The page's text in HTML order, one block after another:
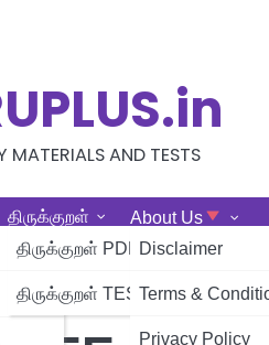
MATERIALS AND TESTS
திருக்குறள்
திருக்குறள் PDF NOTES
திருக்குறள் TESTS
About Us
Disclaimer
Terms &
Privacy Policy